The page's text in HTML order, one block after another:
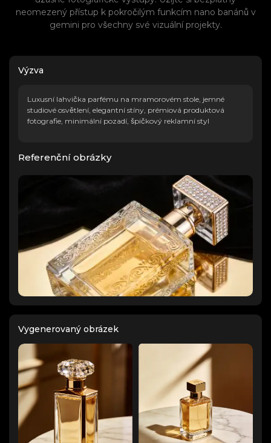
neomezený přístup k pokročilým funkcím nano banánů v
gemini pro všechny své vizuální projekty.
Výzva
Luxusní lahvička parfému na mramorovém stole, jemné
studiové osvětlení, elegantní stíny, prémiová produktová
fotografie, minimální pozadí, špičkový reklamní styl
Referenční obrázky
Vygenerovaný obrázek